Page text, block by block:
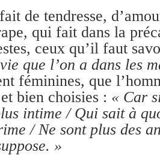
de tendresse,
qui fait dans la
ceux qu’il faut
que l’on a dans les
féminines, que
bien choisies : « Car
intime / Qui sait à
/ Ne sont plus des
»